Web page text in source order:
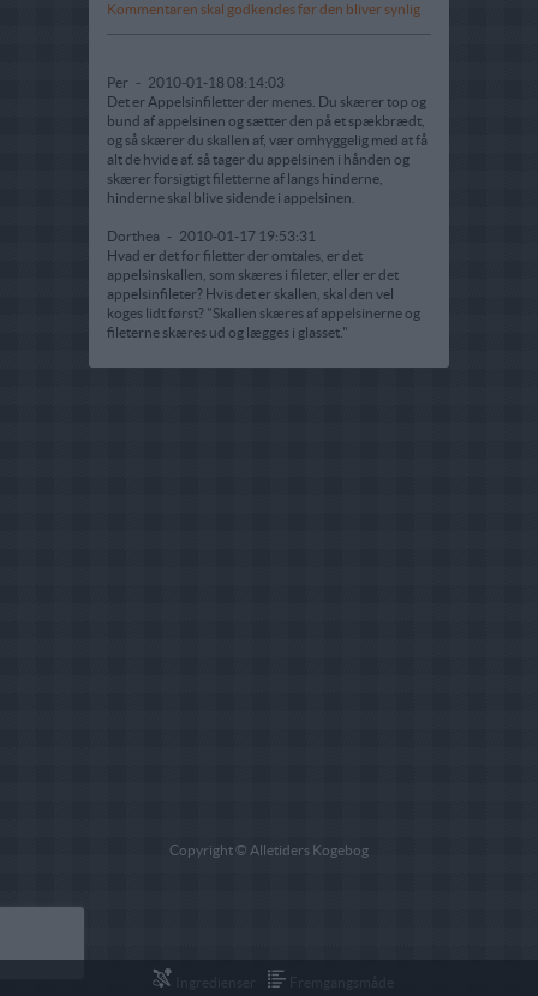
Kommentaren skal godkendes før den bliver synlig
Per - 2010-01-18 08:14:03
Det er Appelsinfiletter der menes. Du skærer top og
bund af appelsinen og sætter den på et spækbrædt,
og så skærer du skallen af, vær omhyggelig med at få
alt de hvide af. så tager du appelsinen i hånden og
skærer forsigtigt filetterne af langs hinderne,
hinderne skal blive sidende i appelsinen.
Dorthea - 2010-01-17 19:53:31
Hvad er det for filetter der omtales, er det
appelsinskallen, som skæres i fileter, eller er det
appelsinfileter? Hvis det er skallen, skal den vel
koges lidt først? "Skallen skæres af appelsinerne og
fileterne skæres ud og lægges i glasset."
Copyright © Alletiders Kogebog